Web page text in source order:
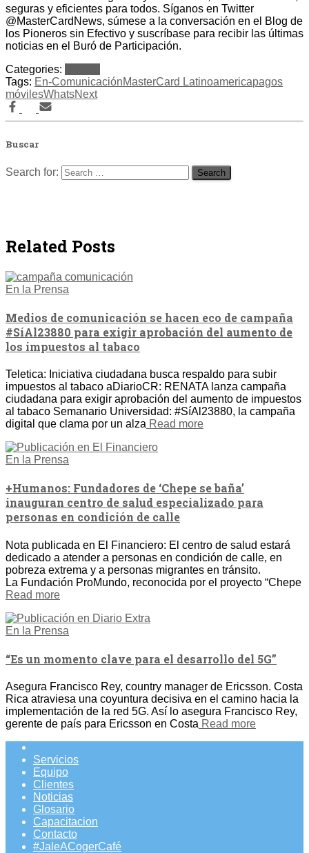
seguras y eficientes para todos. Síganos en Twitter
@MasterCardNews, súmese a la conversación en el Blog de
los Pioneros sin Efectivo y suscríbase para recibir las últimas
noticias en el Buró de Participación.
Categories:
Tags: En-ComunicaciónMasterCard Latinoamericapagos
móvilesWhatsNext
Buscar
Search for:
Related Posts
En la Prensa
Medios de comunicación se hacen eco de campaña
#SíAl23880 para exigir aprobación del aumento de
los impuestos al tabaco
Teletica: Iniciativa ciudadana busca respaldo para subir
impuestos al tabaco aDiarioCR: RENATA lanza campaña
ciudadana para exigir aprobación del aumento de impuestos
al tabaco Semanario Universidad: #SíAl23880, la campaña
digital que clama por un alza Read more
En la Prensa
+Humanos: Fundadores de ‘Chepe se baña’
inauguran centro de salud especializado para
personas en condición de calle
Nota publicada en El Financiero: El centro de salud estará
dedicado a atender a personas en condición de calle, en
pobreza extrema y a personas migrantes en tránsito.
La Fundación ProMundo, reconocida por el proyecto “Chepe
Read more
En la Prensa
“Es un momento clave para el desarrollo del 5G”
Asegura Francisco Rey, country manager de Ericsson. Costa
Rica atraviesa una coyuntura decisiva en el camino hacia la
implementación de la red 5G. Así lo asegura Francisco Rey,
gerente de país para Ericsson en Costa Read more
Servicios
Equipo
Clientes
Noticias
Glosario
Capacitacion
Contacto
#JaleACogerCafé